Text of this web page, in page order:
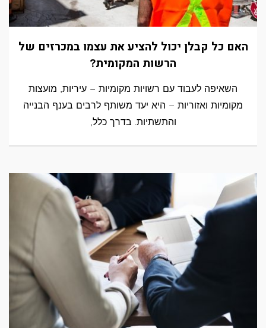
האם כל קבלן יכול להציע את עצמו במכרזים של
הרשות המקומית?
השאיפה לעבוד עם רשויות מקומיות – עיריות, מועצות
מקומיות ואזוריות – היא יעד משותף לרבים בענף הבנייה
והתשתיות. בדרך כלל,